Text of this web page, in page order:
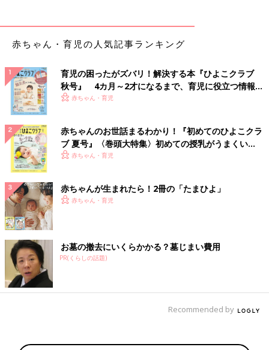
赤ちゃん・育児の人気記事ランキング
育児の困ったがズバリ！解決する本『ひよこクラブ
秋号』 4カ月～2才になるまで、育児に役立つ情報が
いっぱい！
赤ちゃん・育児
赤ちゃんのお世話まるわかり！『初めてのひよこクラ
ブ 夏号』〈巻頭大特集〉初めての授乳がうまくい
く！ おっぱい・ミルクの基本と夏のトラブル 解決テ
赤ちゃん・育児
赤ちゃんが生まれたら！2冊の「たまひよ」
赤ちゃん・育児
お墓の撤去にいくらかかる？墓じまい費用
PR(くらしの話題)
Recommended by